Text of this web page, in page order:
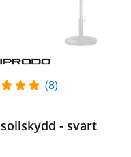
(8)
- svart